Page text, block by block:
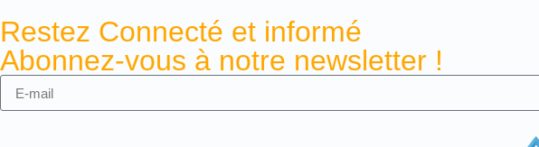
Restez Connecté et informé
Abonnez-vous à notre newsletter !